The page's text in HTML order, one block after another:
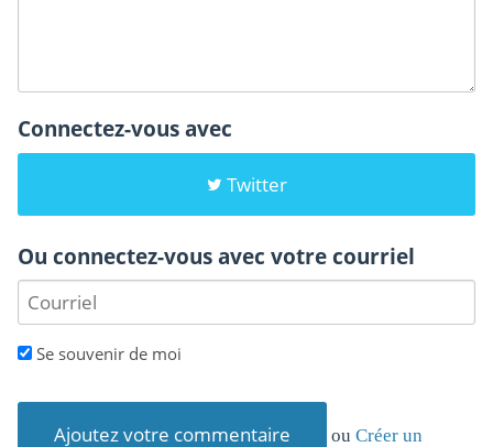
Connectez-vous avec
Twitter
Ou connectez-vous avec votre courriel
Se souvenir de moi
ouCréer un